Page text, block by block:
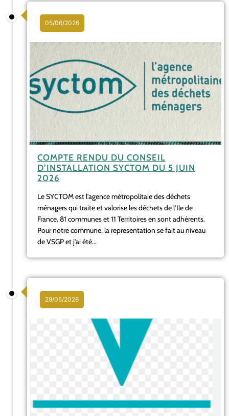
05/06/2026
COMPTE RENDU DU CONSEIL
D’INSTALLATION SYCTOM DU 5 JUIN
2026
Le SYCTOM est l’agence métropolitaie des déchets
ménagers qui traite et valorise les déchets de l’Ile de
France. 81 communes et 11 Territoires en sont adhérents.
Pour notre commune, la representation se fait au niveau
de VSGP et j’ai été...
29/05/2026